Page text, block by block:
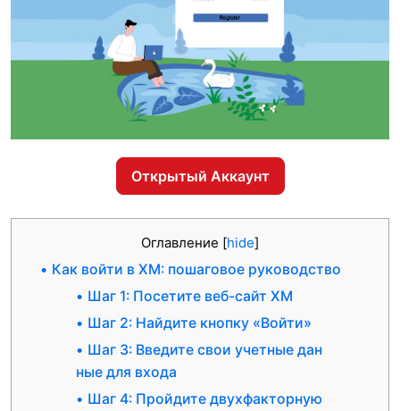
Открытый Аккаунт
Оглавление [hide]
Как войти в XM: пошаговое руководство
Шаг 1: Посетите веб-сайт XM
Шаг 2: Найдите кнопку «Войти»
Шаг 3: Введите свои учетные дан
ные для входа
Шаг 4: Пройдите двухфакторную